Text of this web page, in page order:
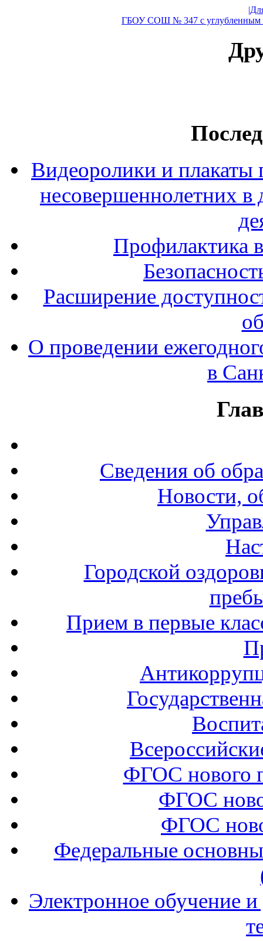
ГБОУ СОШ № 347 с углубленным
Видеоролики и плакаты
несовершеннолетних в
Профилактика
Расширение
О проведении
в
Сведения об
Новости,
Городской
Прием в первые
ФГОС нового
ФГОС
ФГОС
Федеральные
Электронное обучение